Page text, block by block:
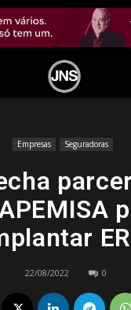
Empresas Seguradoras
22/08/2022 0